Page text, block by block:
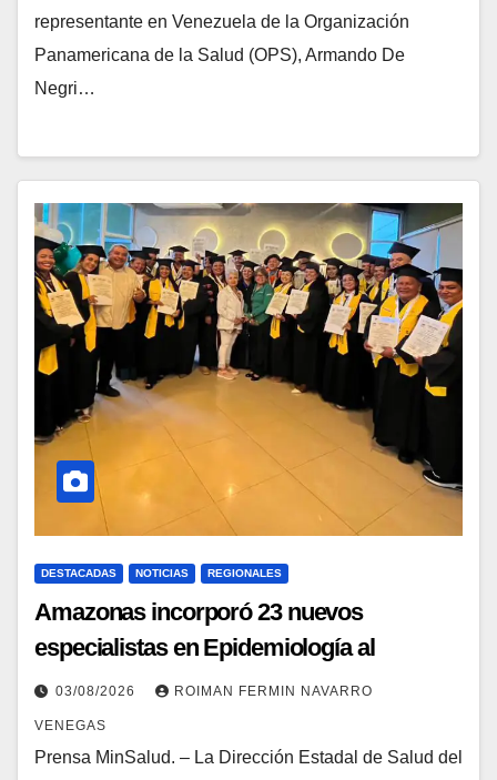
representante en Venezuela de la Organización
Panamericana de la Salud (OPS), Armando De
Negri…
DESTACADAS NOTICIAS REGIONALES
Amazonas incorporó 23 nuevos
especialistas en Epidemiología al
Sistema Público Nacional de Salud
03/08/2026 ROIMAN FERMIN NAVARRO
VENEGAS
Prensa MinSalud. – La Dirección Estadal de Salud del